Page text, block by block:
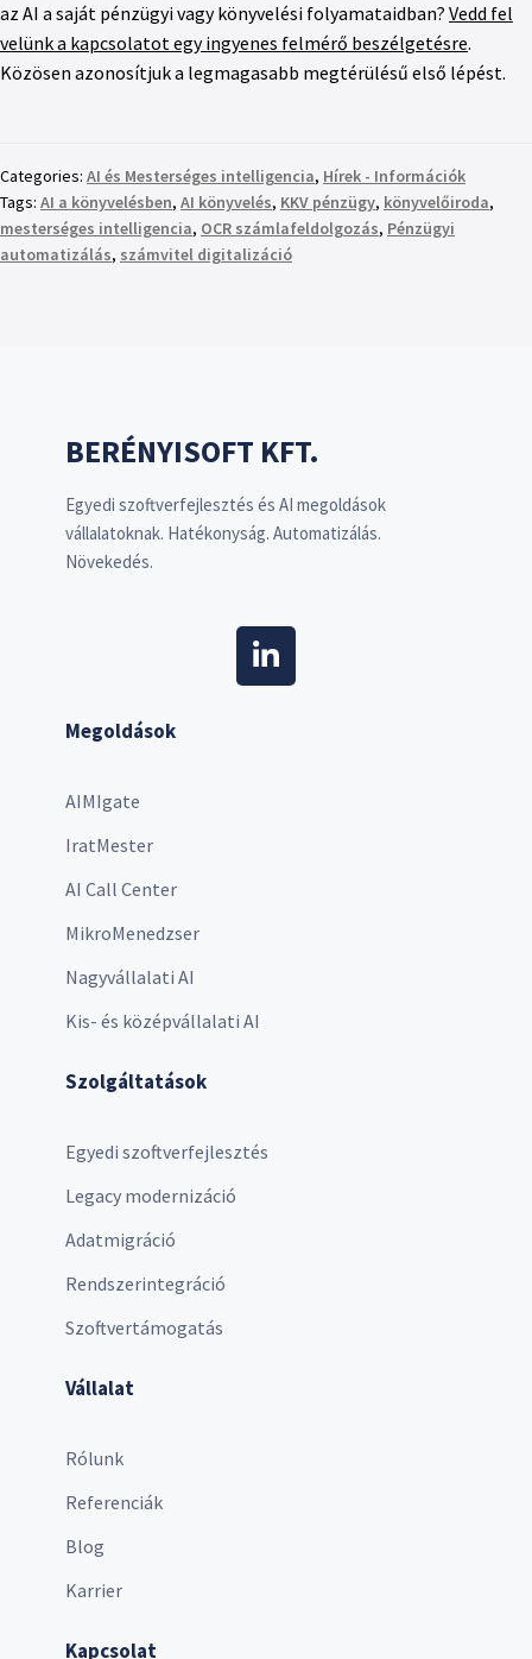
az AI a saját pénzügyi vagy könyvelési folyamataidban? Vedd fel
velünk a kapcsolatot egy ingyenes felmérő beszélgetésre.
Közösen azonosítjuk a legmagasabb megtérülésű első lépést.
Categories: AI és Mesterséges intelligencia, Hírek - Információk
Tags: AI a könyvelésben, AI könyvelés, KKV pénzügy, könyvelőiroda,
mesterséges intelligencia, OCR számlafeldolgozás, Pénzügyi
automatizálás, számvitel digitalizáció
BERÉNYISOFT KFT.
Egyedi szoftverfejlesztés és AI megoldások
vállalatoknak. Hatékonyság. Automatizálás.
Növekedés.
Megoldások
AIMIgate
IratMester
AI Call Center
MikroMenedzser
Nagyvállalati AI
Kis- és középvállalati AI
Szolgáltatások
Egyedi szoftverfejlesztés
Legacy modernizáció
Adatmigráció
Rendszerintegráció
Szoftvertámogatás
Vállalat
Rólunk
Referenciák
Blog
Karrier
Kapcsolat